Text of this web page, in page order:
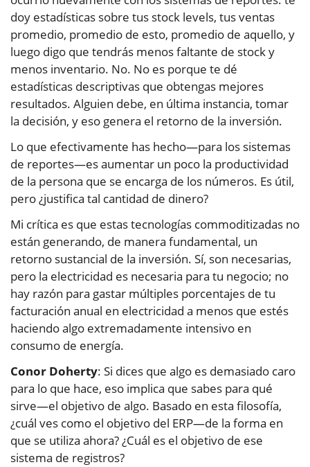
doy estadísticas sobre tus stock levels, tus ventas
promedio, promedio de esto, promedio de aquello, y
luego digo que tendrás menos faltante de stock y
menos inventario. No. No es porque te dé
estadísticas descriptivas que obtengas mejores
resultados. Alguien debe, en última instancia, tomar
la decisión, y eso genera el retorno de la inversión.
Lo que efectivamente has hecho—para los sistemas
de reportes—es aumentar un poco la productividad
de la persona que se encarga de los números. Es útil,
pero ¿justifica tal cantidad de dinero?
Mi crítica es que estas tecnologías commoditizadas no
están generando, de manera fundamental, un
retorno sustancial de la inversión. Sí, son necesarias,
pero la electricidad es necesaria para tu negocio; no
hay razón para gastar múltiples porcentajes de tu
facturación anual en electricidad a menos que estés
haciendo algo extremadamente intensivo en
consumo de energía.
Conor Doherty: Si dices que algo es demasiado caro
para lo que hace, eso implica que sabes para qué
sirve—el objetivo de algo. Basado en esta filosofía,
¿cuál ves como el objetivo del ERP—de la forma en
que se utiliza ahora? ¿Cuál es el objetivo de ese
sistema de registros?